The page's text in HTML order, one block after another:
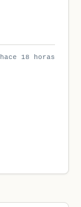
hace 18 horas